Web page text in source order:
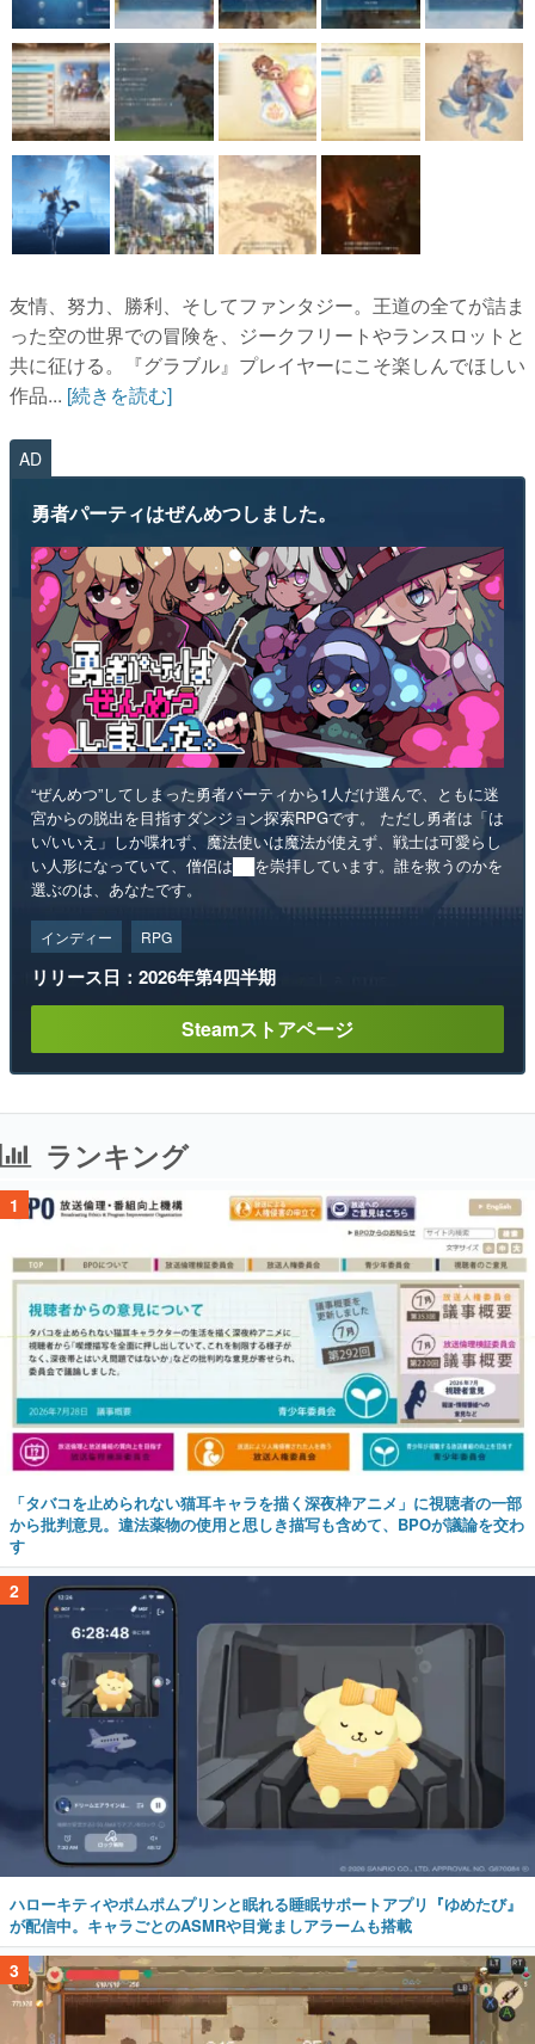
友情、努力、勝利、そしてファンタジー。王道の全てが詰ま
った空の世界での冒険を、ジークフリートやランスロットと
共に征ける。『グラブル』プレイヤーにこそ楽しんでほしい
作品... [続きを読む]
AD
勇者パーティはぜんめつしました。
“ぜんめつ”してしまった勇者パーティから1人だけ選んで、ともに迷
宮からの脱出を目指すダンジョン探索RPGです。 ただし勇者は「は
い/いいえ」しか喋れず、魔法使いは魔法が使えず、戦士は可愛らし
い人形になっていて、僧侶は██を崇拝しています。誰を救うのかを
選ぶのは、あなたです。
インディー RPG
リリース日：2026年第4四半期
Steamストアページ
ランキング
1
「タバコを止められない猫耳キャラを描く深夜枠アニメ」に視聴者の一部
から批判意見。違法薬物の使用と思しき描写も含めて、BPOが議論を交わ
す
2
ハローキティやポムポムプリンと眠れる睡眠サポートアプリ『ゆめたび』
が配信中。キャラごとのASMRや目覚ましアラームも搭載
3